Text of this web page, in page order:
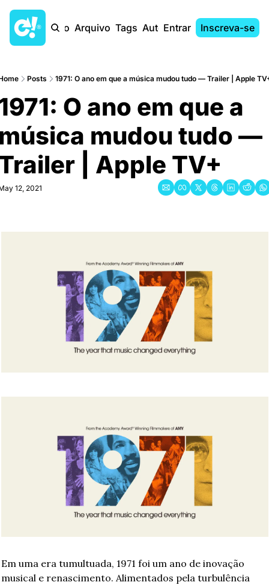
Início Arquivo Tags AutoresEntrar Inscreva-se
Posts 1971: O ano em que a música mudou tudo — Trailer | Apple
O ano em que a
mudou tudo —
| Apple TV+
12, 2021
Em uma era tumultuada, 1971 foi um ano de inovação
musical e renascimento. Alimentados pela turbulência